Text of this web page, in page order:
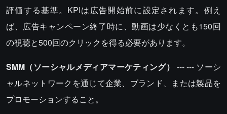
評価する基準。KPIは広告開始前に設定されます。例え
ば、広告キャンペーン終了時に、動画は少なくとも150回
の視聴と500回のクリックを得る必要があります。
SMM（ソーシャルメディアマーケティング）
--- --- ソーシ
ャルネットワークを通じて企業、ブランド、または製品を
プロモーションすること。